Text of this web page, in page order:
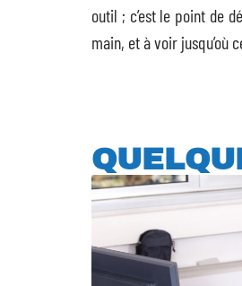
outil ; c’est le point de
main, et à voir jusqu’où